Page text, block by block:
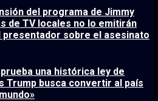
del programa de Jimmy
de TV locales no lo emitirán
sobre el asesinato
una histórica ley de
Trump busca convertir al país